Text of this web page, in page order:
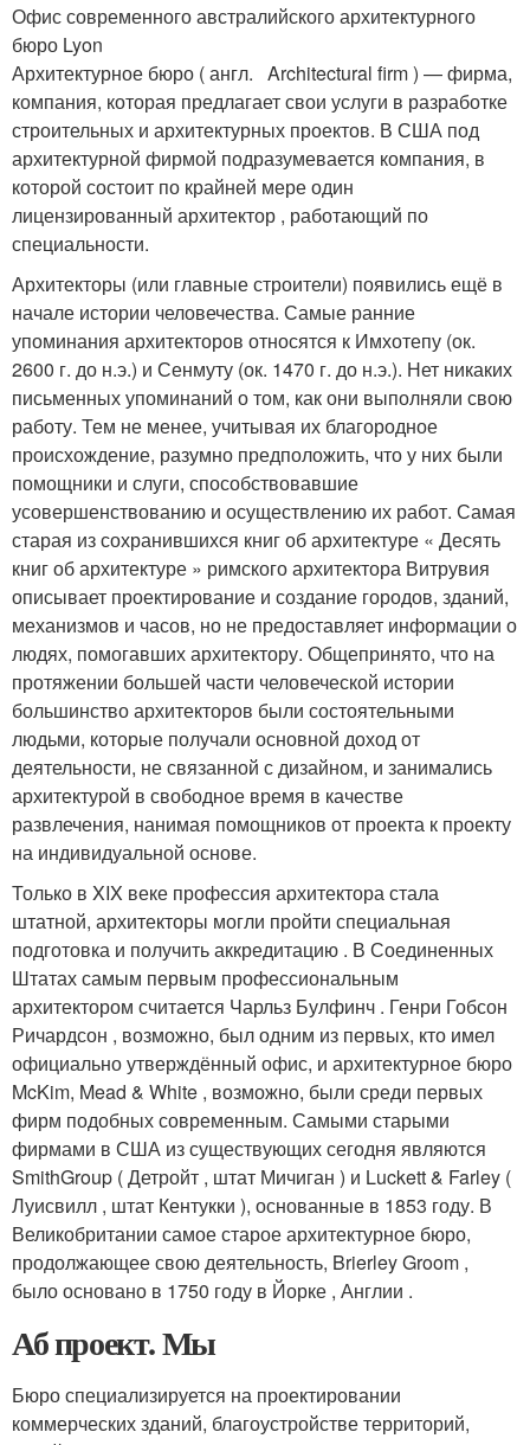
Офис современного австралийского архитектурного
бюро Lyon
Архитектурное бюро ( англ. Architectural firm ) — фирма,
компания, которая предлагает свои услуги в разработке
строительных и архитектурных проектов. В США под
архитектурной фирмой подразумевается компания, в
которой состоит по крайней мере один
лицензированный архитектор , работающий по
специальности.
Архитекторы (или главные строители) появились ещё в
начале истории человечества. Самые ранние
упоминания архитекторов относятся к Имхотепу (ок.
2600 г. до н.э.) и Сенмуту (ок. 1470 г. до н.э.). Нет никаких
письменных упоминаний о том, как они выполняли свою
работу. Тем не менее, учитывая их благородное
происхождение, разумно предположить, что у них были
помощники и слуги, способствовавшие
усовершенствованию и осуществлению их работ. Самая
старая из сохранившихся книг об архитектуре « Десять
книг об архитектуре » римского архитектора Витрувия
описывает проектирование и создание городов, зданий,
механизмов и часов, но не предоставляет информации о
людях, помогавших архитектору. Общепринято, что на
протяжении большей части человеческой истории
большинство архитекторов были состоятельными
людьми, которые получали основной доход от
деятельности, не связанной с дизайном, и занимались
архитектурой в свободное время в качестве
развлечения, нанимая помощников от проекта к проекту
на индивидуальной основе.
Только в XIX веке профессия архитектора стала
штатной, архитекторы могли пройти специальная
подготовка и получить аккредитацию . В Соединенных
Штатах самым первым профессиональным
архитектором считается Чарльз Булфинч . Генри Гобсон
Ричардсон , возможно, был одним из первых, кто имел
официально утверждённый офис, и архитектурное бюро
McKim, Mead & White , возможно, были среди первых
фирм подобных современным. Самыми старыми
фирмами в США из существующих сегодня являются
SmithGroup ( Детройт , штат Мичиган ) и Luckett & Farley (
Луисвилл , штат Кентукки ), основанные в 1853 году. В
Великобритании самое старое архитектурное бюро,
продолжающее свою деятельность, Brierley Groom ,
было основано в 1750 году в Йорке , Англии .
Аб проект. Мы
Бюро специализируется на проектировании
коммерческих зданий, благоустройстве территорий,